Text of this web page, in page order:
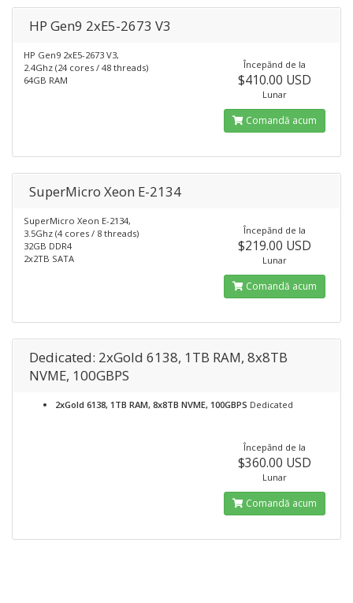
HP Gen9 2xE5-2673 V3
HP Gen9 2xE5-2673 V3,
2.4Ghz (24 cores / 48 threads)
64GB RAM
Începănd de la
$410.00 USD
Lunar
Comandă acum
SuperMicro Xeon E-2134
SuperMicro Xeon E-2134,
3.5Ghz (4 cores / 8 threads)
32GB DDR4
2x2TB SATA
Începănd de la
$219.00 USD
Lunar
Comandă acum
Dedicated: 2xGold 6138, 1TB RAM, 8x8TB
NVME, 100GBPS
2xGold 6138, 1TB RAM, 8x8TB NVME, 100GBPS Dedicated
Începănd de la
$360.00 USD
Lunar
Comandă acum